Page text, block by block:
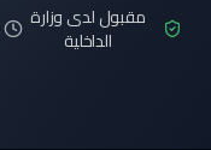
مقبول لدى وزارة
الداخلية